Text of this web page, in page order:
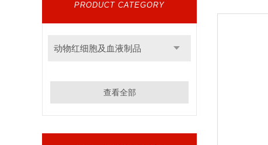
PRODUCT CATEGORY
动物红细胞及血液制品
查看全部